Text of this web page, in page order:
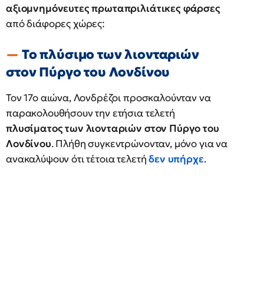
αξιομνημόνευτες πρωταπριλιάτικες φάρσες
από διάφορες χώρες:​
Το πλύσιμο των λιονταριών
στον Πύργο του Λονδίνου
Τον 17ο αιώνα, Λονδρέζοι προσκαλούνταν να
παρακολουθήσουν την ετήσια τελετή
πλυσίματος των λιονταριών στον Πύργο του
Λονδίνου. Πλήθη συγκεντρώνονταν, μόνο για να
ανακαλύψουν ότι τέτοια τελετήδεν υπήρχε. ​